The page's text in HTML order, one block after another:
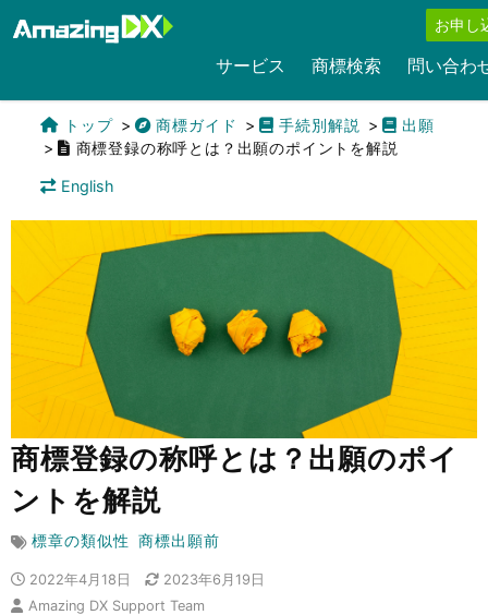
お申し
サービス 商標検索 問い合わ
トップ 商標ガイド 手続別解説
出願
商標登録の称呼とは？出願のポイントを解説
English
商標登録の称呼とは？出願のポイ
ントを解説
標章の類似性 商標出願前
2022年4月18日
2023年6月19日
Amazing DX Support Team